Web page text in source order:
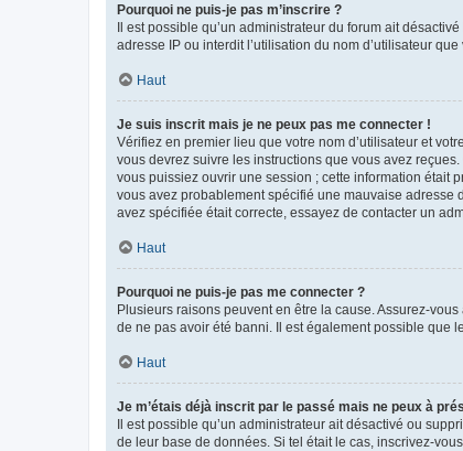
Pourquoi ne puis-je pas m’inscrire ?
Il est possible qu’un administrateur du forum ait
adresse IP ou interdit l’utilisation du nom d’utilisateur
Haut
Je suis inscrit mais je ne peux pas me connecter !
Vérifiez en premier lieu que votre nom d’utilisateur et
vous devrez suivre les instructions que vous avez
vous puissiez ouvrir une session ; cette information était
vous avez probablement spécifié une mauvaise adresse
avez spécifiée était correcte, essayez de contacter un
Haut
Pourquoi ne puis-je pas me connecter ?
Plusieurs raisons peuvent en être la cause. Assurez-
de ne pas avoir été banni. Il est également possible que
Haut
Je m’étais déjà inscrit par le passé mais ne peux à
Il est possible qu’un administrateur ait désactivé ou
de leur base de données. Si tel était le cas, inscrivez-